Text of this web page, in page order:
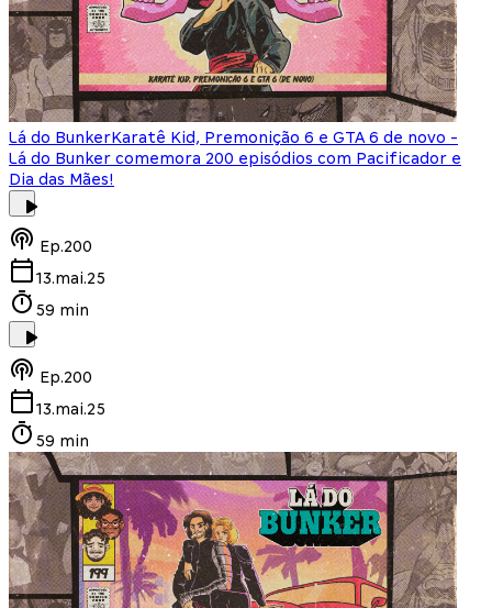
Lá do BunkerKaratê Kid, Premonição 6 e GTA 6 de novo -
Lá do Bunker comemora 200 episódios com Pacificador e
Dia das Mães!
Ep.200
13.mai.25
59 min
Ep.200
13.mai.25
59 min